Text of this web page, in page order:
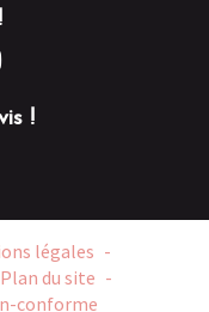
!
légales
Plan du site
conforme